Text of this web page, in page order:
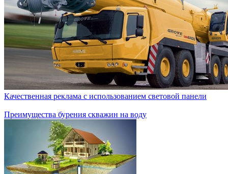
Качественная реклама с использованием световой панели
Преимущества бурения скважин на воду